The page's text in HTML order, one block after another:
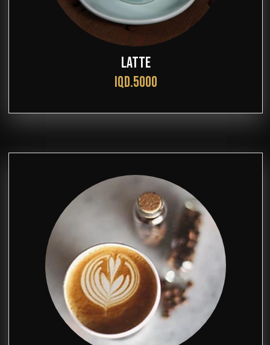
LATTE
IQD.5000